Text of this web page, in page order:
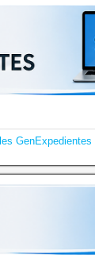
GenExpedientes